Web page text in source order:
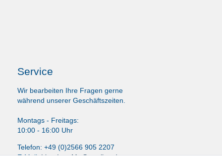
Service
Wir bearbeiten Ihre Fragen gerne
während unserer Geschäftszeiten.
Montags - Freitags:
10:00 - 16:00 Uhr
Telefon: +49 (0)2566 905 2207
E-Mail:LissyInterMo@t-online.de